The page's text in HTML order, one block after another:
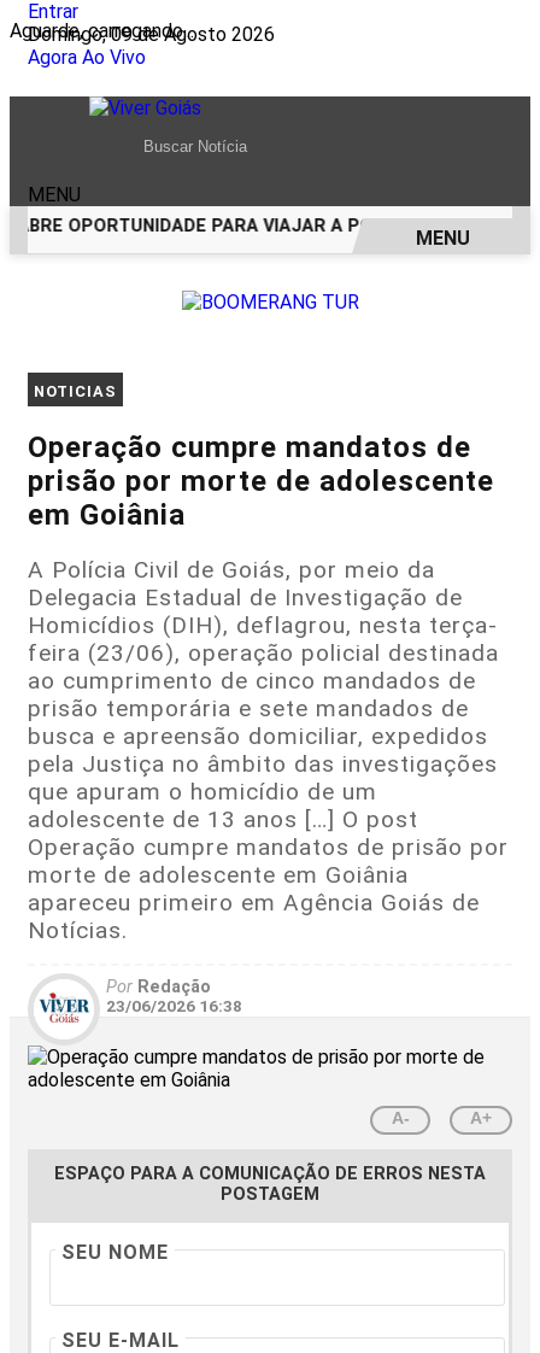
Aguarde, carregando...
Entrar
Domingo, 09 de Agosto 2026
Agora Ao Vivo
MENU
OPORTUNIDADE PARA VIAJAR A PORTO SEGURO
MENU
NOTICIAS
Operação cumpre mandatos de
prisão por morte de adolescente
em Goiânia
A Polícia Civil de Goiás, por meio da
Delegacia Estadual de Investigação de
Homicídios (DIH), deflagrou, nesta terça-
feira (23/06), operação policial destinada
ao cumprimento de cinco mandados de
prisão temporária e sete mandados de
busca e apreensão domiciliar, expedidos
pela Justiça no âmbito das investigações
que apuram o homicídio de um
adolescente de 13 anos […] O post
Operação cumpre mandatos de prisão por
morte de adolescente em Goiânia
apareceu primeiro em Agência Goiás de
Notícias.
Por Redação
23/06/2026 16:38
A- A+
ESPAÇO PARA A COMUNICAÇÃO DE ERROS NESTA
POSTAGEM
SEU NOME
SEU E-MAIL